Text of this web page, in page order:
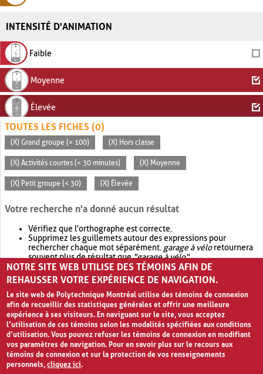
INTENSITÉ D'ANIMATION
Faible
Moyenne
Élevée
TOUTES LES FICHES (0)
(X) Grand groupe (> 100) (X) Hors classe
(X) Activités courtes (< 30 minutes) (X) Moyenne
(X) Petit groupe (< 30) (X) Élevée
Votre recherche n'a donné aucun résultat
Vérifiez que l'orthographe est correcte.
Supprimez les guillemets autour des expressions pour
rechercher chaque mot séparément. garage à véloretournera
souvent plus de résultat que"garage à vélo".
Envisagez d'élargir votre recherche avec OR.garage OR vélo
retournera souvent plus de résultat quegarage à vélo
NOTRE SITE WEB UTILISE DES TÉMOINS AFIN DE
REHAUSSER VOTRE EXPÉRIENCE DE NAVIGATION.
Le site web de Polytechnique Montréal utilise des témoins de connexion
afin de recueillir des statistiques générales et offrir une meilleure
expérience à ses visiteurs. En naviguant sur le site, vous acceptez
l’utilisation de ces témoins selon les modalités spécifiées aux conditions
d’utilisation. Vous pouvez refuser les témoins de connexion en modifiant
vos paramètres de navigation. Pour en savoir plus sur le recours aux
témoins de connexion et sur la protection de vos renseignements
personnels,cliquez ici.